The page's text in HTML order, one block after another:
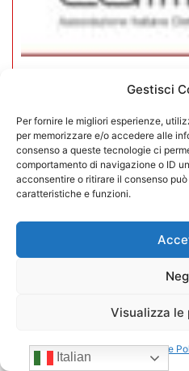
Gestisci
Per fornire le migliori esperienze,
per memorizzare e/o accedere alle
consenso a queste tecnologie ci
comportamento di navigazione o ID
acconsentire o ritirare il consenso
caratteristiche e funzioni.
Visualizza le
Cookie
In CONFIDA
22/07/
Italian